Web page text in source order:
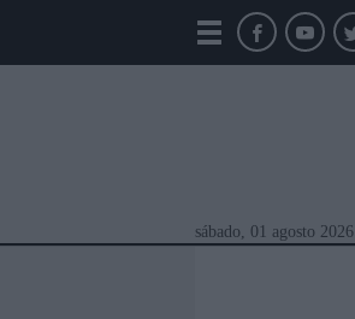
sábado, 01 agosto 2026